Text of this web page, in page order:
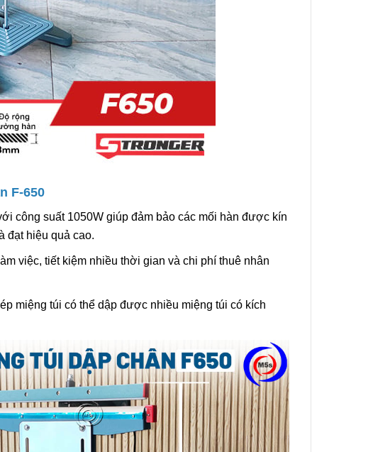
F-650
công suất 1050W giúp đảm bảo các mối hàn được kín
đạt hiệu quả cao.
việc, tiết kiệm nhiều thời gian và chi phí thuê nhân
miệng túi có thể dập được nhiều miệng túi có kích